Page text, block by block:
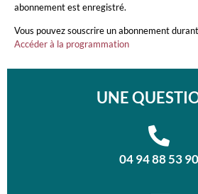
abonnement est enregistré.
Vous pouvez souscrire un abonnement
Accéder à la programmation
UNE
04 94 88 53 90